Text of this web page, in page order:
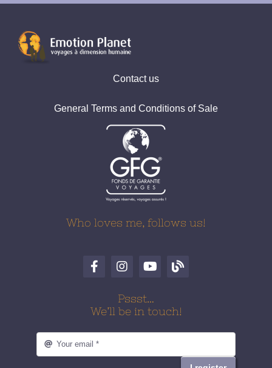
Contact us
General Terms and Conditions of Sale
Who loves me, follows us!
Pssst…
We’ll be in touch!